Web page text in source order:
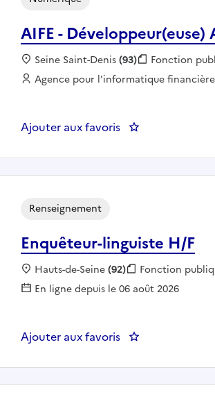
AIFE -
Localisation :
Seine Saint-Denis(93) Fonction
Fonction
Employeur :
Agence pour l'informatique
Ajouter aux favoris : AIFE -
Enquêteur-linguiste H/F
Renseignement
Localisation :
Hauts-de-Seine(92) Fonction
Fonction
En ligne depuis le 06 août 2026
Ajouter aux favoris : Enquêteur-